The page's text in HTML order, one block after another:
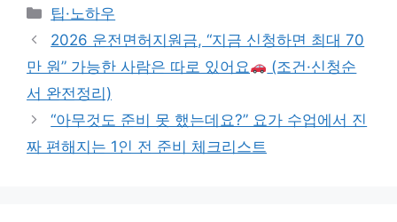
Categories
팁·노하우
2026 운전면허지원금, “지금 신청하면 최대 70
만 원” 가능한 사람은 따로 있어요
(조건·신청순
서 완전정리)
“아무것도 준비 못 했는데요?” 요가 수업에서 진
짜 편해지는 1인 전 준비 체크리스트